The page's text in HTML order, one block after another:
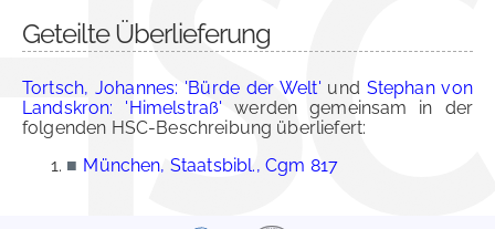
Geteilte Überlieferung
Tortsch, Johannes: 'Bürde der Welt' und Stephan von
Landskron: 'Himelstraß' werden gemeinsam in der
folgenden HSC-Beschreibung überliefert:
■ München, Staatsbibl., Cgm 817